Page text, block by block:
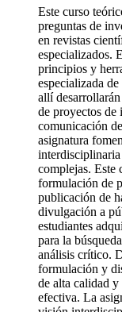
Este curso
preguntas de
en revistas
especializados.
principios y
especializada
allí
de proyectos de
comunicación
asignatura
complejas. Este
formulación de
publicación de
divulgación a
estudiantes
para la
análisis crítico.
formulación y
de alta calidad y
efectiva. La